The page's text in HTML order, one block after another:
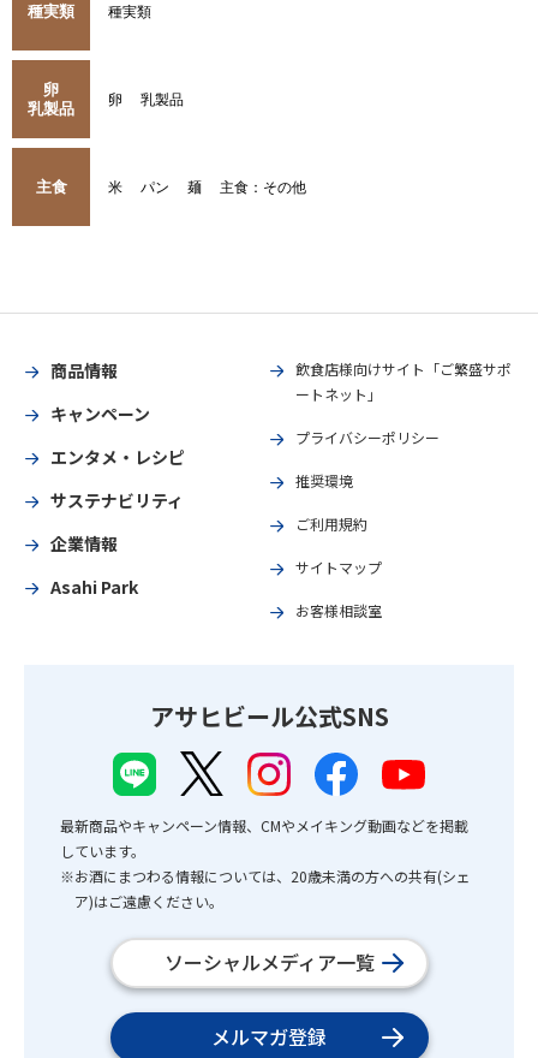
種実類 種実類
卵
乳製品
卵 乳製品
主食 米 パン 麺 主食：その他
商品情報
キャンペーン
エンタメ・レシピ
サステナビリティ
企業情報
Asahi Park
飲食店様向けサイト「ご繁盛サポ
ートネット」
プライバシーポリシー
推奨環境
ご利用規約
サイトマップ
お客様相談室
アサヒビール公式SNS
最新商品やキャンペーン情報、CMやメイキング動画などを掲載
しています。
※お酒にまつわる情報については、20歳未満の方への共有(シェ
ア)はご遠慮ください。
ソーシャルメディア一覧
メルマガ登録